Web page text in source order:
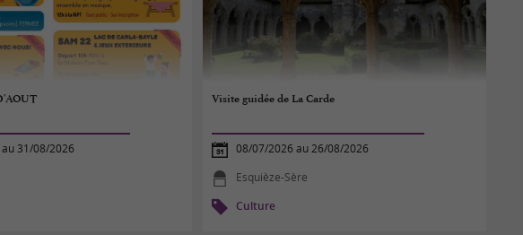
31/08/2026
Visite guidée de La Carde
08/07/2026 au 26/08/2026
Esquièze-Sère
Culture